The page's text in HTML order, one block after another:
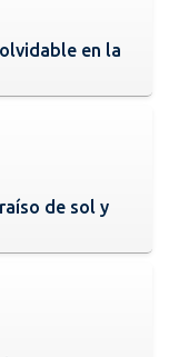
en la
de sol y